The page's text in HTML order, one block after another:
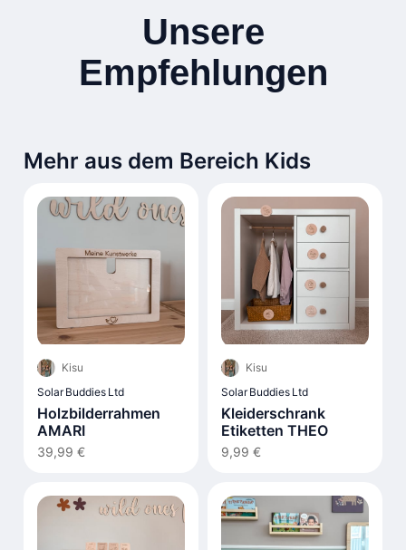
Unsere
Empfehlungen
Mehr aus dem Bereich Kids
Kisu
Solar Buddies Ltd
Holzbilderrahmen
AMARI
39,99 €
Kisu
Solar Buddies Ltd
Kleiderschrank
Etiketten THEO
9,99 €